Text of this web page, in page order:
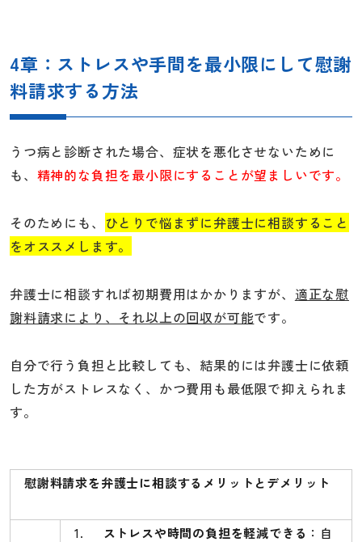
4章：ストレスや手間を最小限にして慰謝
料請求する方法
うつ病と診断された場合、症状を悪化させないために
も、 精神的な負担を最小限にすることが望ましいです。
そのためにも、 ひとりで悩まずに弁護士に相談すること
をオススメします。
弁護士に相談すれば初期費用はかかりますが、 適正な慰
謝料請求により、それ以上の回収が可能です。
自分で行う負担と比較しても、結果的には弁護士に依頼
した方がストレスなく、かつ費用も最低限で抑えられま
す。
慰謝料請求を弁護士に相談するメリットとデメリット
1. ストレスや時間の負担を軽減できる ：自